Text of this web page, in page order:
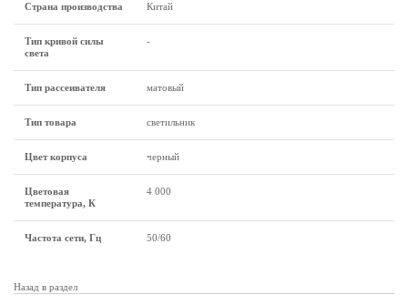
Страна производства Китай
Тип кривой силы
света
-
Тип рассеивателя матовый
Тип товара светильник
Цвет корпуса черный
Цветовая
температура, К
4 000
Частота сети, Гц 50/60
Назад в раздел